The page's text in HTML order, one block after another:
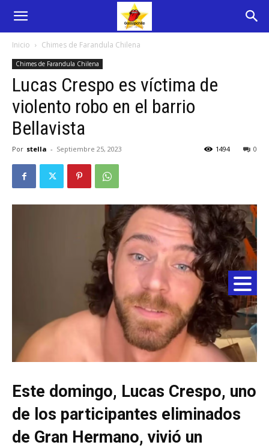
Inicio Chimes de Farandula Chilena
Chimes de Farandula Chilena
Lucas Crespo es víctima de
violento robo en el barrio
Bellavista
Por stella - Septiembre 25, 2023 0
1494
Este domingo, Lucas Crespo, uno
de los participantes eliminados
de Gran Hermano, vivió un